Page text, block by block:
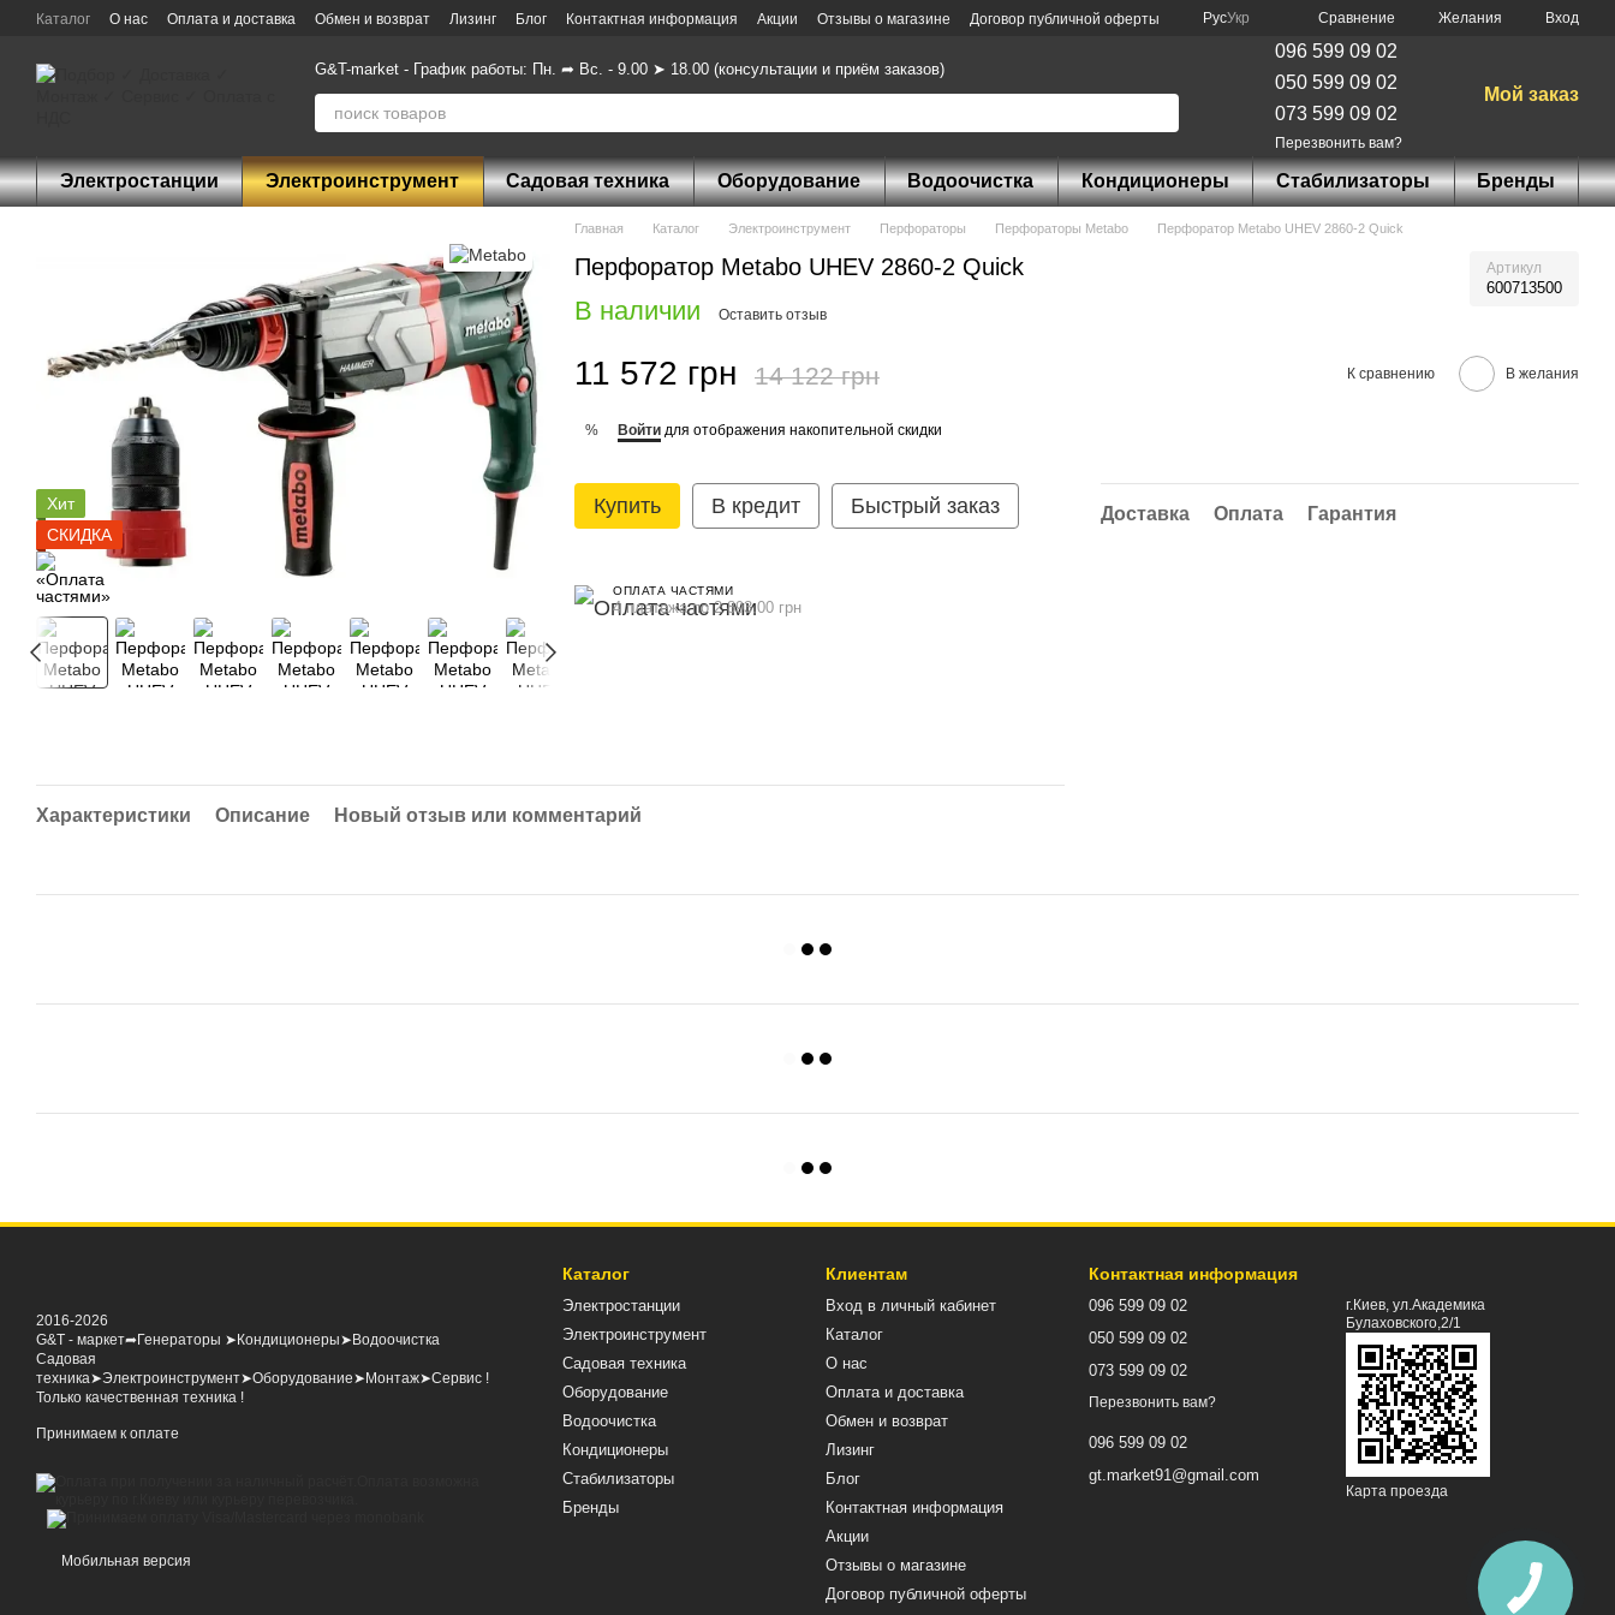
Перейти к основному контенту
Каталог О нас Оплата и доставка Обмен и возврат Лизинг Блог Контактная информация Акции Отзывы о магазине Договор публичной оферты РусУкр Сравнение Желания Вход
G&T-market - График работы: Пн. ➦ Вс. - 9.00 ➤ 18.00 (консультации и приём заказов)
096 599 09 02
050 599 09 02
073 599 09 02
Перезвонить вам?
Мой заказ
Электростанции Электроинструмент Садовая техника Оборудование Водоочистка Кондиционеры Стабилизаторы Бренды
Хит
СКИДКА
Главная Каталог Электроинструмент Перфораторы Перфораторы Metabo Перфоратор Metabo UHEV 2860-2 Quick
Перфоратор Metabo UHEV 2860-2 Quick Артикул
600713500
В наличии Оставить отзыв
11 572 грн 14 122 грн К сравнению В желания
% Войти для отображения накопительной скидки
Купить В кредит Быстрый заказ
ОПЛАТА ЧАСТЯМИ
4 платежа по 2 893.00 грн
Доставка Оплата Гарантия
Характеристики Описание Новый отзыв или комментарий
2016-2026
G&T - маркет➦Генераторы ➤Кондиционеры➤Водоочистка
Садовая
техника➤Электроинструмент➤Оборудование➤Монтаж➤Сервис !
Только качественная техника !
Принимаем к оплате
Мобильная версия
Каталог
Электростанции
Электроинструмент
Садовая техника
Оборудование
Водоочистка
Кондиционеры
Стабилизаторы
Бренды
Клиентам
Вход в личный кабинет
Каталог
О нас
Оплата и доставка
Обмен и возврат
Лизинг
Блог
Контактная информация
Акции
Отзывы о магазине
Договор публичной оферты
Контактная информация
096 599 09 02
050 599 09 02
073 599 09 02
Перезвонить вам?
096 599 09 02
gt.market91@gmail.com
г.Киев, ул.Академика
Булаховского,2/1
Карта проезда